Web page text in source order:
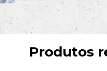
Produtos